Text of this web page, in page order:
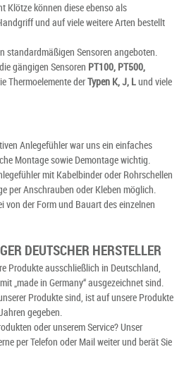
Klötze können diese ebenso als
und auf viele weitere Arten bestellt
standardmäßigen Sensoren angeboten.
gängigen Sensoren PT100, PT500,
Thermoelemente derTypen K, J, Lund viele
Anlegefühler war uns ein einfaches
Montage sowie Demontage wichtig.
mit Kabelbinder oder Rohrschellen
per Anschrauben oder Kleben möglich.
von der Form und Bauart des einzelnen
DEUTSCHER HERSTELLER
Produkte ausschließlich in Deutschland,
„made in Germany“ ausgezeichnet sind.
Produkte sind, ist auf unsere Produkte
gegeben.
oder unserem Service? Unser
per Telefon oder Mail weiter und berät Sie